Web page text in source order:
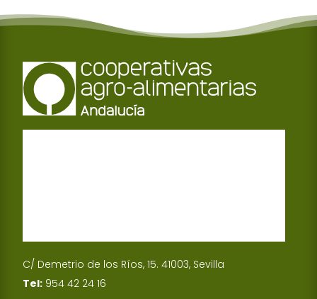
C/ Demetrio de los Ríos, 15. 41003, Sevilla
Tel: 954 42 24 16